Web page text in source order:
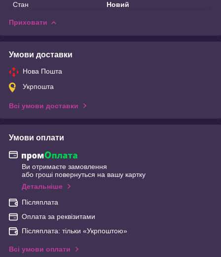
Стан
Новий
Приховати
Умови доставки
Нова Пошта
Укрпошта
Всі умови доставки
Умови оплати
Ви отримаєте замовлення
або гроші повернуться на вашу картку
Детальніше
Післяплата
Оплата за реквізитами
Післяплата: тільки «Укрпоштою»
Всі умови оплати